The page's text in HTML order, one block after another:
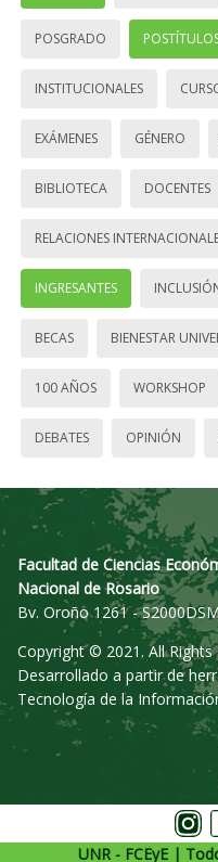
POSGRADO
INSTITUCIONALES
EXÁMENES GÉNERO
BIBLIOTECA DOCENTES
RELACIONES
INGRESANTES
BECAS BIENESTAR
100 AÑOS WORKSHOP
DEBATES OPINIÓN
Facultad de Ciencias
Nacional de Rosario
Bv. Oroño 1261 -
Copyright © 2021. All Rights
Desarrollado a partir de
Tecnología de la
UNR - FCEyE |